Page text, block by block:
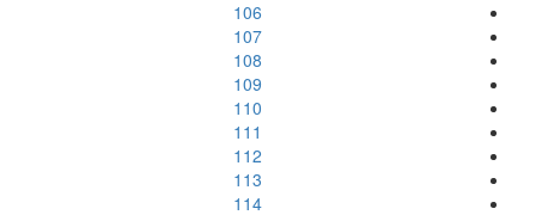
106
107
108
109
110
111
112
113
114